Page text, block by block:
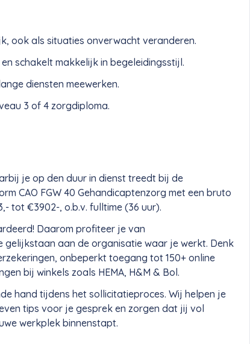
ook als situaties onverwacht veranderen.
schakelt makkelijk in begeleidingsstijl.
diensten meewerken.
3 of 4 zorgdiploma.
je op den duur in dienst treedt bij de
CAO FGW 40 Gehandicaptenzorg met een bruto
tot €3902-, o.b.v. fulltime (36 uur).
Daarom profiteer je van
gelijkstaan aan de organisatie waar je werkt. Denk
onbeperkt toegang tot 150+ online
bij winkels zoals HEMA, H&M & Bol.
hand tijdens het sollicitatieproces. Wij helpen je
tips voor je gesprek en zorgen dat jij vol
werkplek binnenstapt.